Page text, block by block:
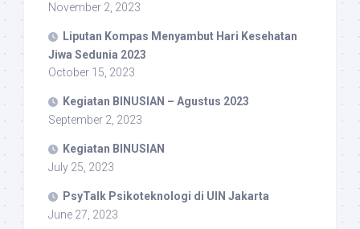
November 2, 2023
Liputan Kompas Menyambut Hari Kesehatan
Jiwa Sedunia 2023
October 15, 2023
Kegiatan BINUSIAN – Agustus 2023
September 2, 2023
Kegiatan BINUSIAN
July 25, 2023
PsyTalk Psikoteknologi di UIN Jakarta
June 27, 2023